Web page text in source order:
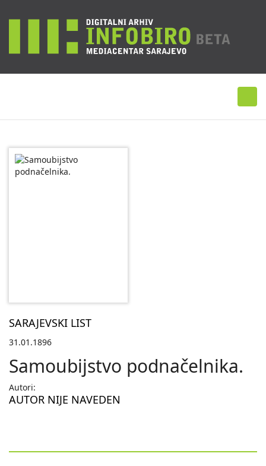
SARAJEVSKI LIST
31.01.1896
Samoubijstvo podnačelnika.
Autori:
AUTOR NIJE NAVEDEN